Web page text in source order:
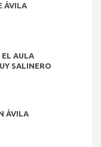
ÁVILA
EL AULA
SALINERO
ÁVILA